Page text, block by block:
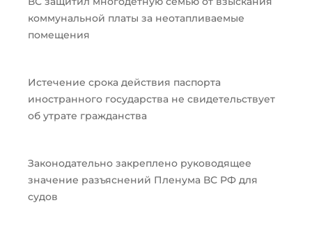
коммунальной платы за неотапливаемые
помещения
Истечение срока действия паспорта
иностранного государства не свидетельствует
об утрате гражданства
Законодательно закреплено руководящее
значение разъяснений Пленума ВС РФ для
судов